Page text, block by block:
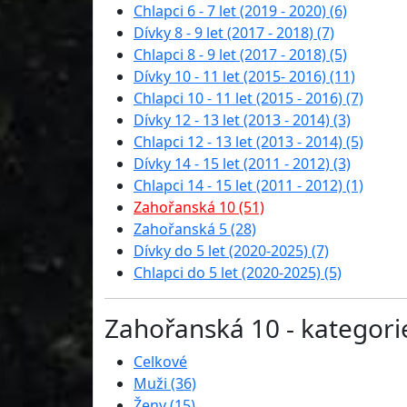
Chlapci 6 - 7 let (2019 - 2020) (6)
Dívky 8 - 9 let (2017 - 2018) (7)
Chlapci 8 - 9 let (2017 - 2018) (5)
Dívky 10 - 11 let (2015- 2016) (11)
Chlapci 10 - 11 let (2015 - 2016) (7)
Dívky 12 - 13 let (2013 - 2014) (3)
Chlapci 12 - 13 let (2013 - 2014) (5)
Dívky 14 - 15 let (2011 - 2012) (3)
Chlapci 14 - 15 let (2011 - 2012) (1)
Zahořanská 10 (51)
Zahořanská 5 (28)
Dívky do 5 let (2020-2025) (7)
Chlapci do 5 let (2020-2025) (5)
Zahořanská 10 -
Celkové
Muži (36)